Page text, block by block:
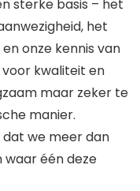
sterke basis – het
het
onze kennis van
voor kwaliteit en
maar zeker te
manier.
we meer dan
waar één deze